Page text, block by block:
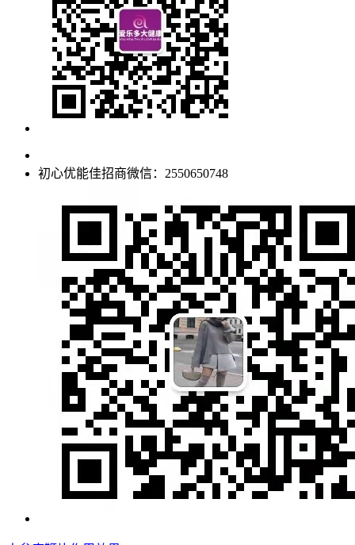
初心优能佳招商微信：2550650748